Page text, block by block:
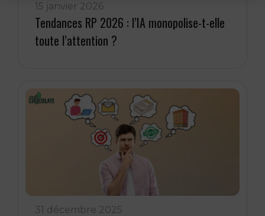
15 janvier 2026
Tendances RP 2026 : l’IA monopolise-t-elle
toute l’attention ?
31 décembre 2025